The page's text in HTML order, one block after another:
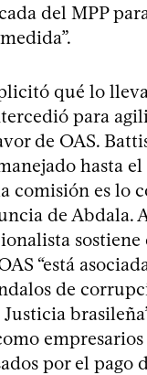
del MPP
qué lo
para
de OAS.
hasta
comisión es lo
de Abdala.
sostiene
“está
de
empresarios
por el pago